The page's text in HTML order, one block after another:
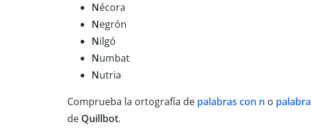
Nécora
Negrón
Nilgó
Numbat
Nutria
Comprueba la ortografía de palabras con n o
de Quillbot.